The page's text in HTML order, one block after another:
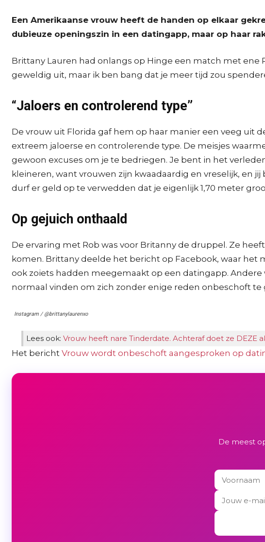
Een Amerikaanse vrouw heeft de handen op elkaar
dubieuze openingszin in een datingapp, maar op haar
Brittany Lauren had onlangs op Hinge een match met ene
geweldig uit, maar ik ben bang dat je meer tijd zou
“Jaloers en controlerend type”
De vrouw uit Florida gaf hem op haar manier een veeg uit
extreem jaloerse en controlerende type. De meisjes
gewoon excuses om je te bedriegen. Je bent in het
kleineren, want vrouwen zijn kwaadaardig en vreselijk, en
durf er geld op te verwedden dat je eigenlijk 1,70 meter
Op gejuich onthaald
De ervaring met Rob was voor Britanny de druppel. Ze
komen. Brittany deelde het bericht op Facebook, waar
ook zoiets hadden meegemaakt op een datingapp.
normaal vinden om zich zonder enige reden onbeschoft te
Instagram / @brittanylaurenxo
Lees ook: Vrouw heeft nare Tinderdate. Achteraf doet ze DEZE
Het bericht Vrouw wordt onbeschoft aangesproken op
De meest